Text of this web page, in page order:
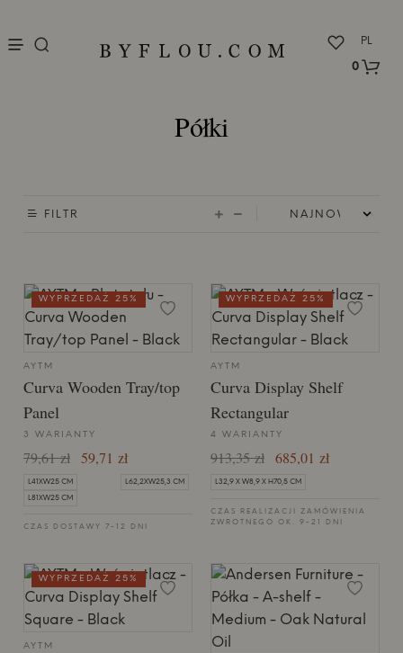
PL
0
Półki
FILTR
AYTM
Curva Wooden Tray/top
Panel
3 WARIANTY
79,61 zł 59,71 zł
L41XW25 CM L62,2XW25,3 CM
L81XW25 CM
CZAS DOSTAWY 7-12 DNI
WYPRZEDAŻ 25%
AYTM
Curva Display Shelf
Rectangular
4 WARIANTY
913,35 zł 685,01 zł
L32,9 X W8,9 X H70,5 CM
CZAS REALIZACJI ZAMÓWIENIA
ZWROTNEGO OK. 9-21 DNI
WYPRZEDAŻ 25%
AYTM
WYPRZEDAŻ 25%